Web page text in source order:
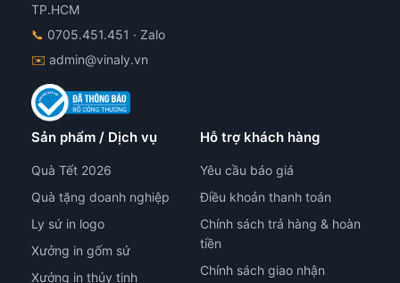
TP.HCM
📞 0705.451.451 · Zalo
✉️ admin@vinaly.vn
Sản phẩm / Dịch vụ
Quà Tết 2026
Quà tặng doanh nghiệp
Ly sứ in logo
Xưởng in gốm sứ
Xưởng in thủy tinh
Hỗ trợ khách hàng
Yêu cầu báo giá
Điều khoản thanh toán
Chính sách trả hàng & hoàn
tiền
Chính sách giao nhận